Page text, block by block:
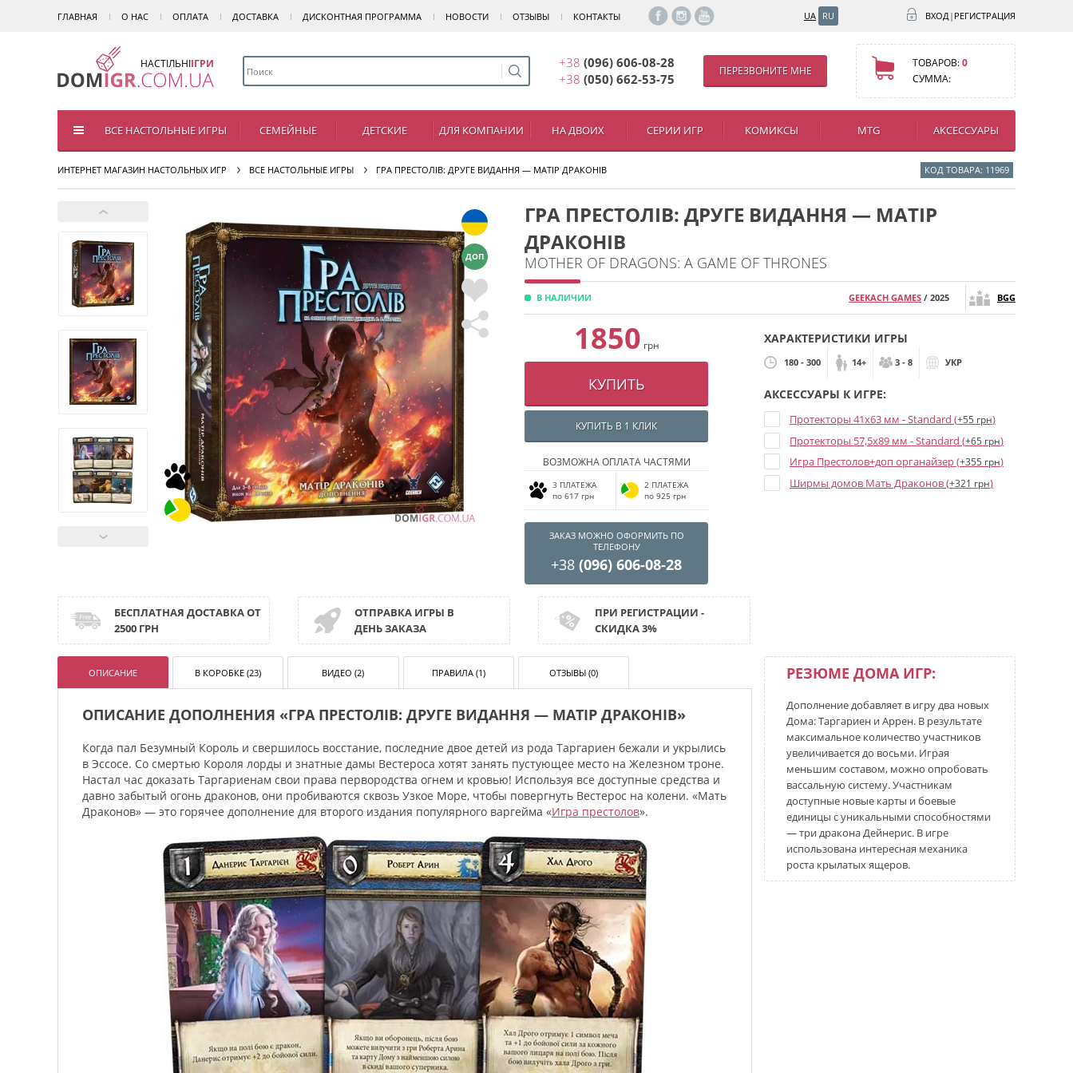
ГЛАВНАЯ О НАС ОПЛАТА ДОСТАВКА ДИСКОНТНАЯ ПРОГРАММА НОВОСТИ ОТЗЫВЫ КОНТАКТЫ UA RU ВХОД| РЕГИСТРАЦИЯ
НАСТІЛЬНІІГРИ +38 (096) 606-08-28
+38 (050) 662-53-75
ПЕРЕЗВОНИТЕ МНЕ
ТОВАРОВ:0
СУММА:
ВСЕ НАСТОЛЬНЫЕ ИГРЫ СЕМЕЙНЫЕ ДЕТСКИЕ ДЛЯ КОМПАНИИ НА ДВОИХ СЕРИИ ИГР КОМИКСЫ MTG АКСЕССУАРЫ
ИНТЕРНЕТ МАГАЗИН НАСТОЛЬНЫХ ИГР ВСЕ НАСТОЛЬНЫЕ ИГРЫ ГРА ПРЕСТОЛІВ: ДРУГЕ ВИДАННЯ — МАТІР ДРАКОНІВ КОД ТОВАРА: 11969
ДОП
ГРА ПРЕСТОЛІВ: ДРУГЕ ВИДАННЯ — МАТІР
ДРАКОНІВ
MOTHER OF DRAGONS: A GAME OF THRONES
В НАЛИЧИИ GEEKACH GAMES / 2025 BGG
1850 грн
КУПИТЬ
КУПИТЬ В 1 КЛИК
ВОЗМОЖНА ОПЛАТА ЧАСТЯМИ
3 ПЛАТЕЖА
по 617 грн
2 ПЛАТЕЖА
по 925 грн
ЗАКАЗ МОЖНО ОФОРМИТЬ ПО
ТЕЛЕФОНУ
+38 (096) 606-08-28
ХАРАКТЕРИСТИКИ ИГРЫ
180 - 300 14+ 3 - 8 УКР
АКСЕССУАРЫ К ИГРЕ:
Протекторы 41x63 мм - Standard (+55 грн)
Протекторы 57,5x89 мм - Standard (+65 грн)
Игра Престолов+доп органайзер (+355 грн)
Ширмы домов Мать Драконов (+321 грн)
БЕСПЛАТНАЯ ДОСТАВКА ОТ
2500 ГРН
ОТПРАВКА ИГРЫ В
ДЕНЬ ЗАКАЗА
ПРИ РЕГИСТРАЦИИ -
СКИДКА 3%
РЕЗЮМЕ ДОМА ИГР:
Дополнение добавляет в игру два новых
Дома: Таргариен и Аррен. В результате
максимальное количество участников
увеличивается до восьми. Играя
меньшим составом, можно опробовать
вассальную систему. Участникам
доступные новые карты и боевые
единицы с уникальными способностями
— три дракона Дейнерис. В игре
использована интересная механика
роста крылатых ящеров.
ОПИСАНИЕ В КОРОБКЕ (23) ВИДЕО (2) ПРАВИЛА (1) ОТЗЫВЫ (0)
ОПИСАНИЕ ДОПОЛНЕНИЯ «ГРА ПРЕСТОЛІВ: ДРУГЕ ВИДАННЯ — МАТІР ДРАКОНІВ»
Когда пал Безумный Король и свершилось восстание, последние двое детей из рода Таргариен бежали и укрылись
в Эссосе. Со смертью Короля лорды и знатные дамы Вестероса хотят занять пустующее место на Железном троне.
Настал час доказать Таргариенам свои права первородства огнем и кровью! Используя все доступные средства и
давно забытый огонь драконов, они пробиваются сквозь Узкое Море, чтобы повергнуть Вестерос на колени. «Мать
Драконов» — это горячее дополнение для второго издания популярного варгейма «Игра престолов».